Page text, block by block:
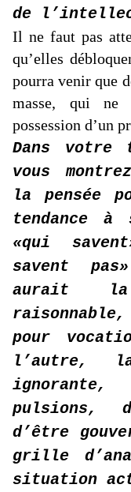
de
Il ne faut pas
qu’elles
pourra venir que
masse, qui ne
possession d’un
Dans votre
vous
la pensée
tendance
«qui
savent
aurait la
pour
l’autre,
pulsions,
d’être
grille
situation